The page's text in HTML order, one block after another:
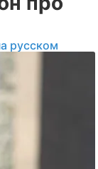
русском